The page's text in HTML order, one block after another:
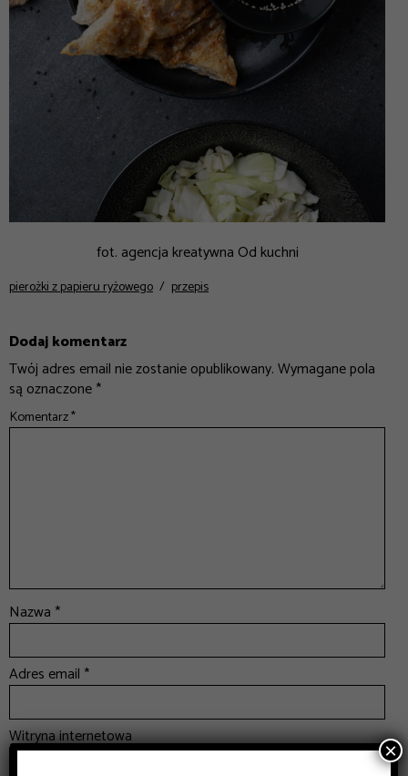
fot. agencja kreatywna Od kuchni
pierożki z papieru ryżowego przepis
Dodaj komentarz
Twój adres email nie zostanie opublikowany.Wymagane pola
są oznaczone*
Komentarz*
Nazwa *
Adres email *
Witryna internetowa
×